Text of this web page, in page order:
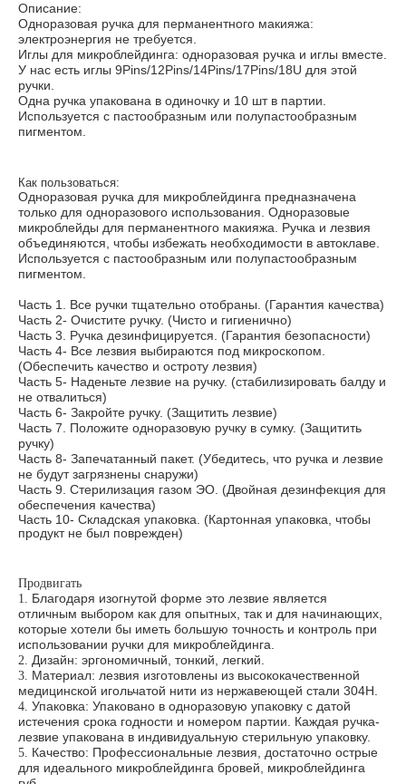
Описание:
Одноразовая ручка для перманентного макияжа:
электроэнергия не требуется.
Иглы для микроблейдинга: одноразовая ручка и иглы вместе.
У нас есть иглы 9Pins/12Pins/14Pins/17Pins/18U для этой
ручки.
Одна ручка упакована в одиночку и 10 шт в партии.
Используется с пастообразным или полупастообразным
пигментом.
Как пользоваться:
Одноразовая ручка для микроблейдинга предназначена
только для одноразового использования. Одноразовые
микроблейды для перманентного макияжа. Ручка и лезвия
объединяются, чтобы избежать необходимости в автоклаве.
Используется с пастообразным или полупастообразным
пигментом.
Часть 1. Все ручки тщательно отобраны. (Гарантия качества)
Часть 2- Очистите ручку. (Чисто и гигиенично)
Часть 3. Ручка дезинфицируется. (Гарантия безопасности)
Часть 4- Все лезвия выбираются под микроскопом.
(Обеспечить качество и остроту лезвия)
Часть 5- Наденьте лезвие на ручку. (стабилизировать балду и
не отвалиться)
Часть 6- Закройте ручку. (Защитить лезвие)
Часть 7. Положите одноразовую ручку в сумку. (Защитить
ручку)
Часть 8- Запечатанный пакет. (Убедитесь, что ручка и лезвие
не будут загрязнены снаружи)
Часть 9. Стерилизация газом ЭО. (Двойная дезинфекция для
обеспечения качества)
Часть 10- Складская упаковка. (Картонная упаковка, чтобы
продукт не был поврежден)
Продвигать
1. Благодаря изогнутой форме это лезвие является
отличным выбором как для опытных, так и для начинающих,
которые хотели бы иметь большую точность и контроль при
использовании ручки для микроблейдинга.
2. Дизайн: эргономичный, тонкий, легкий.
3. Материал: лезвия изготовлены из высококачественной
медицинской игольчатой нити из нержавеющей стали 304H.
4. Упаковка: Упаковано в одноразовую упаковку с датой
истечения срока годности и номером партии. Каждая ручка-
лезвие упакована в индивидуальную стерильную упаковку.
5. Качество: Профессиональные лезвия, достаточно острые
для идеального микроблейдинга бровей, микроблейдинга